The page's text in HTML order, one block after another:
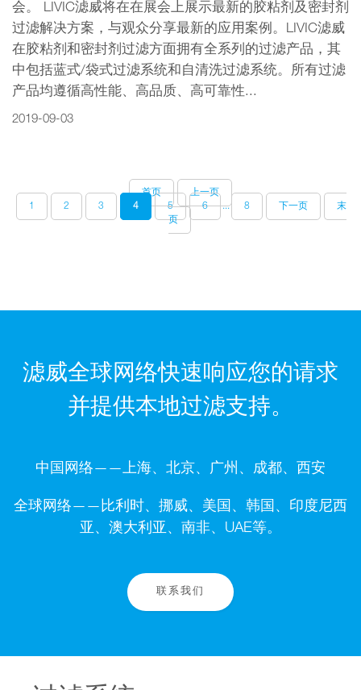
会。 LIVIC滤威将在在展会上展示最新的胶粘剂及密封剂
过滤解决方案，与观众分享最新的应用案例。LIVIC滤威
在胶粘剂和密封剂过滤方面拥有全系列的过滤产品，其
中包括蓝式/袋式过滤系统和自清洗过滤系统。所有过滤
产品均遵循高性能、高品质、高可靠性...
2019-09-03
首页
上一页
1
2 3 4 5 6 ... 8 下一页
末
页
滤威全球网络快速响应您的请求
并提供本地过滤支持。
中国网络——上海、北京、广州、成都、西安
全球网络——比利时、挪威、美国、韩国、印度尼西
亚、澳大利亚、南非、UAE等。
联系我们